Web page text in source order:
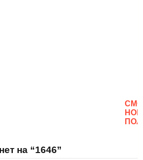
на “1646”